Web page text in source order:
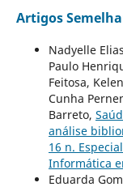
Artigos
Nadyelle
Paulo
Feitosa,
Cunha
Barreto,
análise
16 n.
Informática
Eduarda